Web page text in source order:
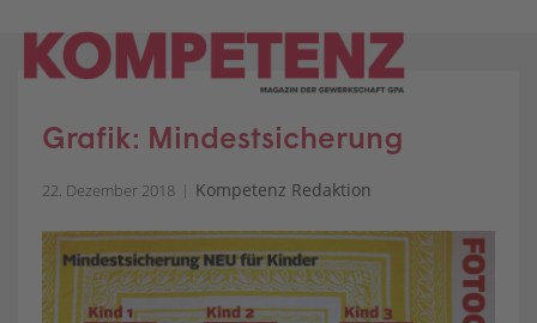
content
Grafik: Mindestsicherung
22. Dezember 2018 Kompetenz Redaktion